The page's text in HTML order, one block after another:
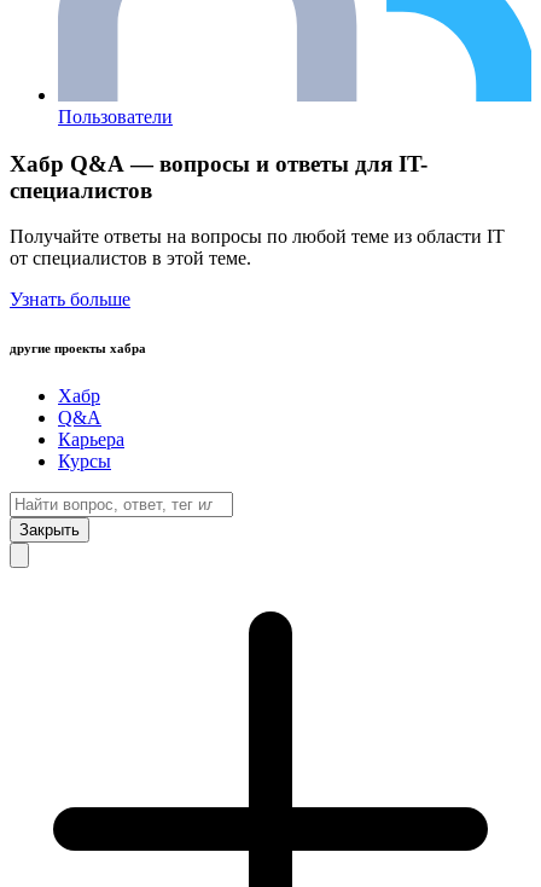
Пользователи
Хабр Q&A — вопросы и ответы для IT-
специалистов
Получайте ответы на вопросы по любой теме из области IT
от специалистов в этой теме.
Узнать больше
другие проекты хабра
Хабр
Q&A
Карьера
Курсы
Закрыть